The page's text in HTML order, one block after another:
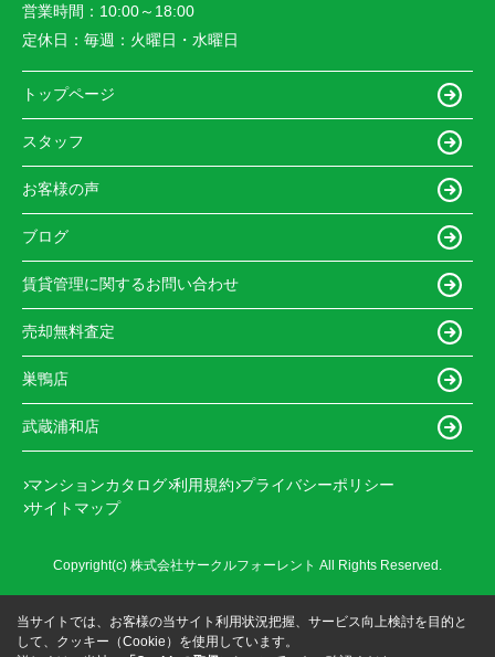
営業時間： 10:00～18:00
定休日： 毎週：火曜日・水曜日
トップページ
スタッフ
お客様の声
ブログ
賃貸管理に関するお問い合わせ
売却無料査定
巣鴨店
武蔵浦和店
マンションカタログ 利用規約 プライバシーポリシー
サイトマップ
Copyright(c) 株式会社サークルフォーレント All Rights Reserved.
当サイトでは、お客様の当サイト利用状況把握、サービス向上検討を目的と
して、クッキー（Cookie）を使用しています。